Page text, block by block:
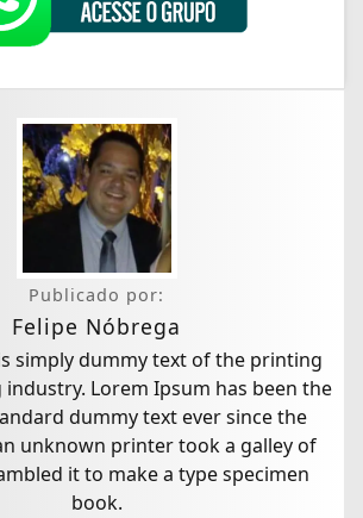
Publicado por:
Felipe Nóbrega
simply dummy text of the printing
Lorem Ipsum has been the
dummy text ever since the
unknown printer took a galley of
it to make a type specimen
book.